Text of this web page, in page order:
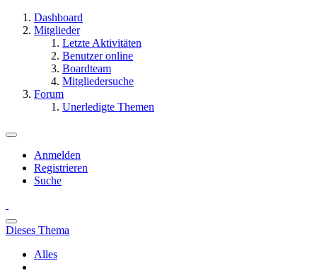
Dashboard
Mitglieder
Letzte Aktivitäten
Benutzer online
Boardteam
Mitgliedersuche
Forum
Unerledigte Themen
Anmelden
Registrieren
Suche
Dieses Thema
Alles